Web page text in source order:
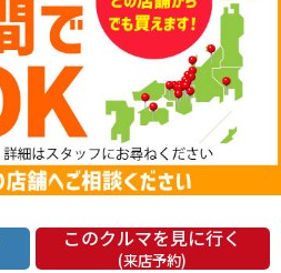
このクルマを見に行く
(来店予約)